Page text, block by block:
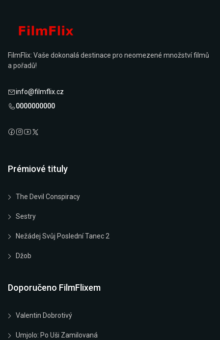
FilmFlix: Vaše dokonalá destinace pro neomezené množství filmů
a pořadů!
info@filmflix.cz
0000000000
Prémiové tituly
The Devil Conspiracy
Sestry
Nežádej Svůj Poslední Tanec 2
Džob
Doporučeno FilmFlixem
Valentin Dobrotivý
Umjolo: Po Uši Zamilovaná